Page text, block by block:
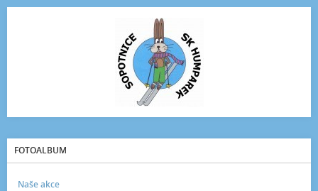
FOTOALBUM
Naše akce